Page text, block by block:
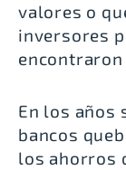
valores o
inversores
En los años
bancos
los ahorros